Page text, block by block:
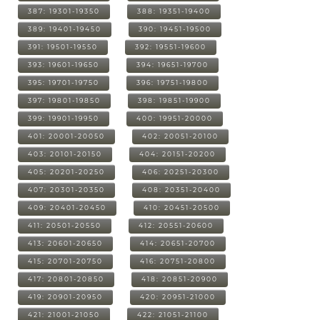
387: 19301-19350 388: 19351-19400
389: 19401-19450 390: 19451-19500
391: 19501-19550 392: 19551-19600
393: 19601-19650 394: 19651-19700
395: 19701-19750 396: 19751-19800
397: 19801-19850 398: 19851-19900
399: 19901-19950 400: 19951-20000
401: 20001-20050 402: 20051-20100
403: 20101-20150 404: 20151-20200
405: 20201-20250 406: 20251-20300
407: 20301-20350 408: 20351-20400
409: 20401-20450 410: 20451-20500
411: 20501-20550 412: 20551-20600
413: 20601-20650 414: 20651-20700
415: 20701-20750 416: 20751-20800
417: 20801-20850 418: 20851-20900
419: 20901-20950 420: 20951-21000
421: 21001-21050 422: 21051-21100